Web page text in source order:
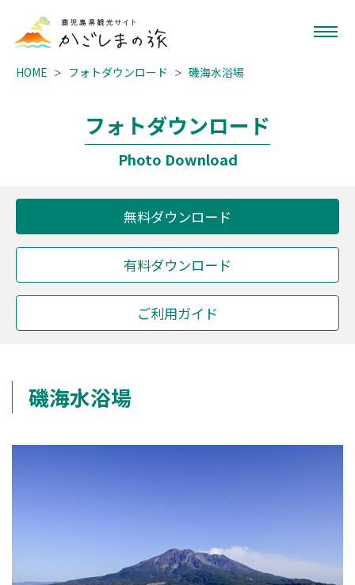
HOME フォトダウンロード 磯海水浴場
フォトダウンロード
Photo Download
無料ダウンロード
有料ダウンロード
ご利用ガイド
磯海水浴場